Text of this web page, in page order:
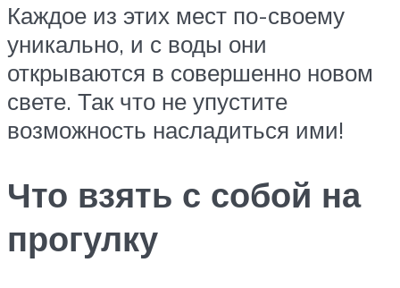
Каждое из этих мест по-своему
уникально, и с воды они
открываются в совершенно новом
свете. Так что не упустите
возможность насладиться ими!
Что взять с собой на
прогулку